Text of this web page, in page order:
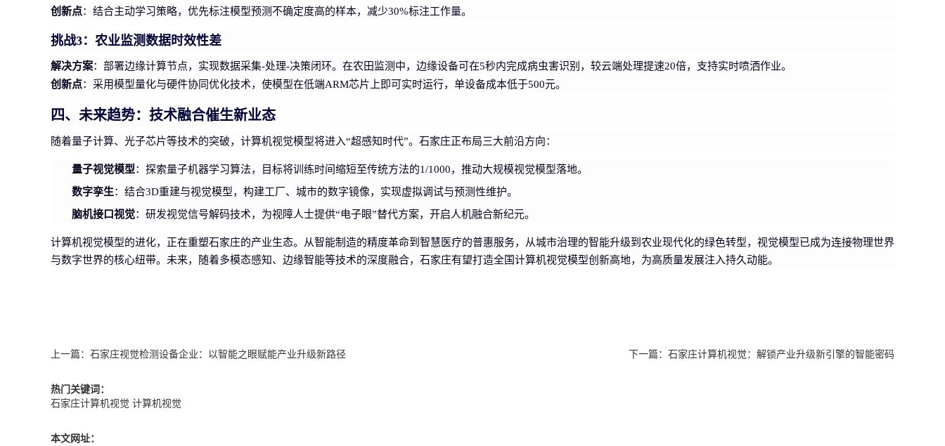
创新点：结合主动学习策略，优先标注模型预测不确定度高的样本，减少30%标注工作量。
挑战3：农业监测数据时效性差
解决方案：部署边缘计算节点，实现数据采集-处理-决策闭环。在农田监测中，边缘设备可在5秒内完成病虫害识别，较云端处理提速20倍，支持实时喷洒作业。
创新点：采用模型量化与硬件协同优化技术，使模型在低端ARM芯片上即可实时运行，单设备成本低于500元。
四、未来趋势：技术融合催生新业态
随着量子计算、光子芯片等技术的突破，计算机视觉模型将进入“超感知时代”。石家庄正布局三大前沿方向：
量子视觉模型：探索量子机器学习算法，目标将训练时间缩短至传统方法的1/1000，推动大规模视觉模型落地。
数字孪生：结合3D重建与视觉模型，构建工厂、城市的数字镜像，实现虚拟调试与预测性维护。
脑机接口视觉：研发视觉信号解码技术，为视障人士提供“电子眼”替代方案，开启人机融合新纪元。
计算机视觉模型的进化，正在重塑石家庄的产业生态。从智能制造的精度革命到智慧医疗的普惠服务，从城市治理的智能升级到农业现代化的绿色转型，视觉模型已成为连接物理世界
与数字世界的核心纽带。未来，随着多模态感知、边缘智能等技术的深度融合，石家庄有望打造全国计算机视觉模型创新高地，为高质量发展注入持久动能。
上一篇： 石家庄视觉检测设备企业：以智能之眼赋能产业升级新路径 下一篇： 石家庄计算机视觉：解锁产业升级新引擎的智能密码
热门关键词：
石家庄计算机视觉 计算机视觉
本文网址：